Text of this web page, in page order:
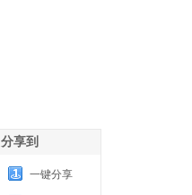
分享到
一键分享